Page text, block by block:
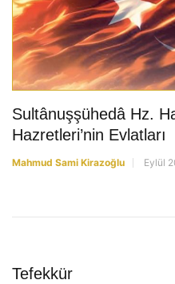
Sultânuşşühedâ Hz.
Hazretleri’nin Evlatları
Mahmud Sami Kirazoğlu Eylül
Tefekkür